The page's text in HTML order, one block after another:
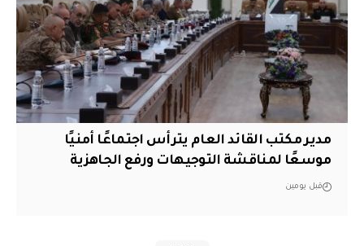
مدير مكتب القائد العام يترأس اجتماعًا أمنيًا
موسعًا لمناقشة التوجيهات ورفع الجاهزية
قبل يومين